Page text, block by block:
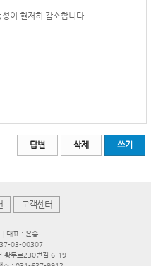
이 현저히 감소합니다
답변 삭제 쓰기
고객센터
| 대표 : 윤송
03-00307
황무로230번길 6-19